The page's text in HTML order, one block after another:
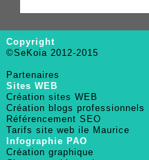
Copyright
©SeKoia 2012-2015
Partenaires
Sites WEB
Création sites WEB
Création blogs professionnels
Référencement SEO
Tarifs site web ile Maurice
Infographie PAO
Création graphique